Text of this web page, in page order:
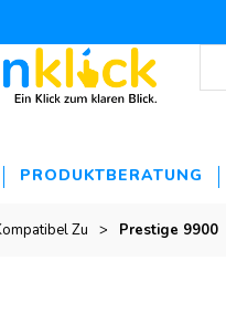
PRODUKTBERATUNG
Zu > Prestige 9900